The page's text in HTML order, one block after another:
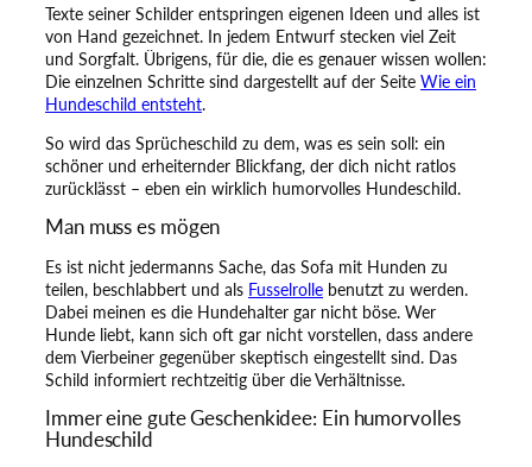
i
e
H
u
n
d
e
!
M
n
e
Texte seiner Schilder entspringen eigenen Ideen und alles ist
von Hand gezeichnet. In jedem Entwurf stecken viel Zeit
und Sorgfalt. Übrigens, für die, die es genauer wissen wollen:
Die einzelnen Schritte sind dargestellt auf der Seite Wie ein
Hundeschild entsteht.
So wird das Sprücheschild zu dem, was es sein soll: ein
schöner und erheiternder Blickfang, der dich nicht ratlos
zurücklässt – eben ein wirklich humorvolles Hundeschild.
Man muss es mögen
Es ist nicht jedermanns Sache, das Sofa mit Hunden zu
teilen, beschlabbert und als Fusselrolle benutzt zu werden.
Dabei meinen es die Hundehalter gar nicht böse. Wer
Hunde liebt, kann sich oft gar nicht vorstellen, dass andere
dem Vierbeiner gegenüber skeptisch eingestellt sind. Das
Schild informiert rechtzeitig über die Verhältnisse.
Immer eine gute Geschenkidee: Ein humorvolles
Hundeschild